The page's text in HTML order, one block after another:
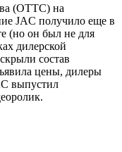
(ОТТС) на
JAC получило еще в
(но он был не для
дилерской
состав
цены, дилеры
выпустил